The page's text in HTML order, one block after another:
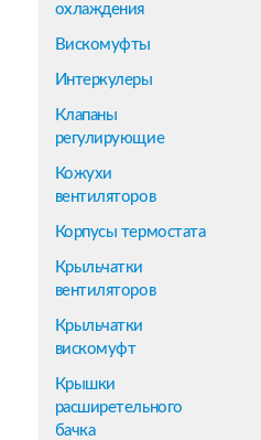
охлаждения
Вискомуфты
Интеркулеры
Клапаны
регулирующие
Кожухи
вентиляторов
Корпусы термостата
Крыльчатки
вентиляторов
Крыльчатки
вискомуфт
Крышки
расширетельного
бачка